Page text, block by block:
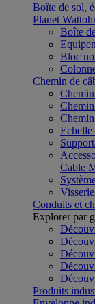
Boîte de sol,
Planet
Boîte
Bloc
Chemin de
Echelle
Cable
Visserie
Conduits et
Explorer par
Produits